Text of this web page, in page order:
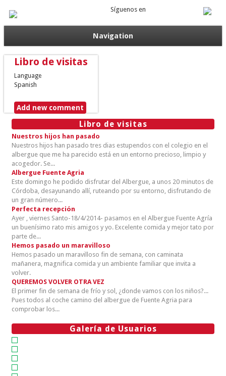
Síguenos en
Navigation
Libro de visitas
Language
Spanish
Add new comment
Libro de visitas
Nuestros hijos han pasado
Nuestros hijos han pasado tres dias estupendos con el colegio en el
albergue que me ha parecido está en un entorno precioso, limpio y
acogedor. Se...
Albergue Fuente Agria
Este domingo he podido disfrutar del Albergue, a unos 20 minutos de
Córdoba, desayunando allí, ruteando por su entorno, disfrutando de
un gran número...
Perfecta recepción
Ayer , viernes Santo-18/4/2014- pasamos en el Albergue Fuente Agría
un buenísimo rato mis amigos y yo. Excelente comida y mejor tato por
parte de...
Hemos pasado un maravilloso
Hemos pasado un maravilloso fin de semana, con caminata
mañanera, magnifica comida y un ambiente familiar que invita a
volver.
QUEREMOS VOLVER OTRA VEZ
El primer fin de semana de frío y sol, ¿donde vamos con los niños?...
Pues todos al coche camino del albergue de Fuente Agria para
comprobar los...
Galería de Usuarios